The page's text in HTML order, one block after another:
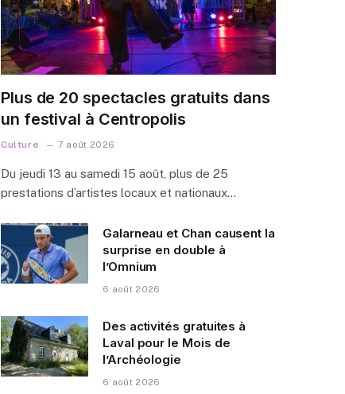
Plus de 20 spectacles gratuits dans
un festival à Centropolis
Culture 7 août 2026
Du jeudi 13 au samedi 15 août, plus de 25
prestations d’artistes locaux et nationaux…
Galarneau et Chan causent la
surprise en double à
l’Omnium
6 août 2026
Des activités gratuites à
Laval pour le Mois de
l’Archéologie
6 août 2026